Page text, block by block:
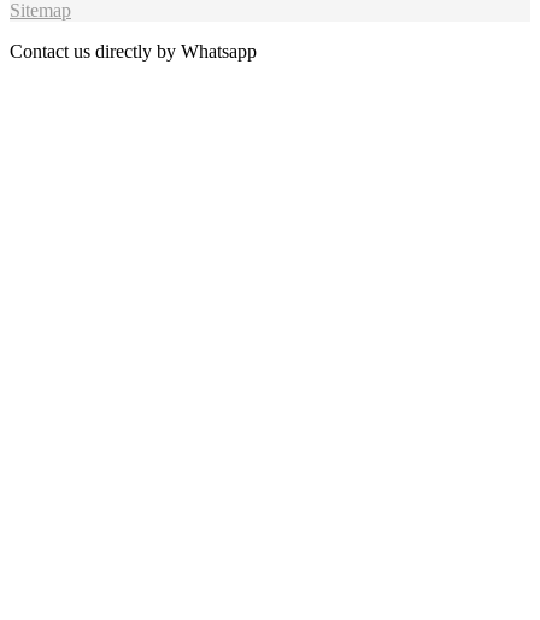
Sitemap
Contact us directly by Whatsapp